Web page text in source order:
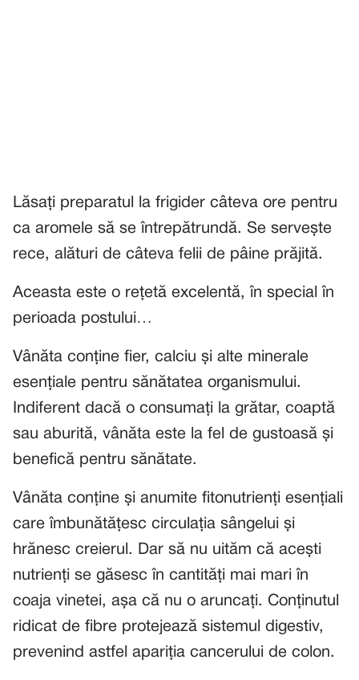
Lăsați preparatul la frigider câteva ore pentru
ca aromele să se întrepătrundă. Se servește
rece, alături de câteva felii de pâine prăjită.
Aceasta este o rețetă excelentă, în special în
perioada postului…
Vânăta conține fier, calciu și alte minerale
esențiale pentru sănătatea organismului.
Indiferent dacă o consumați la grătar, coaptă
sau aburită, vânăta este la fel de gustoasă și
benefică pentru sănătate.
Vânăta conține și anumite fitonutrienți esențiali
care îmbunătățesc circulația sângelui și
hrănesc creierul. Dar să nu uităm că acești
nutrienți se găsesc în cantități mai mari în
coaja vinetei, așa că nu o aruncați. Conținutul
ridicat de fibre protejează sistemul digestiv,
prevenind astfel apariția cancerului de colon.